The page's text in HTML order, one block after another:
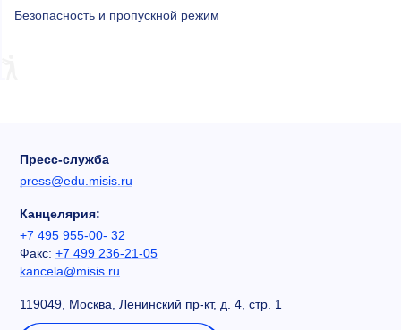
Безопасность и пропускной режим
Пресс-служба
press@edu.misis.ru
Канцелярия:
+7 495 955-00- 32
Факс: +7 499 236-21-05
kancela@misis.ru
119049, Москва, Ленинский пр-кт, д. 4, стр. 1